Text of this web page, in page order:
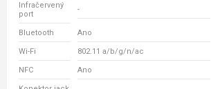
Infračervený
port
-
Bluetooth Ano
Wi-Fi 802.11 a/b/g/n/ac
NFC Ano